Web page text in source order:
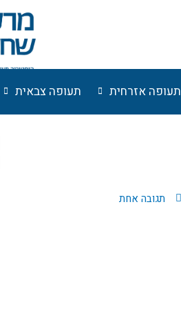
תעופה אזרחית תעופה צבאית
תגובה אחת